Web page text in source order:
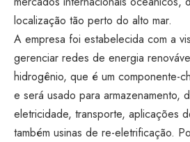
localização tão perto do alto mar.
A empresa foi estabelecida com a
gerenciar redes de energia
hidrogênio, que é um componente-
e será usado para armazenamento,
eletricidade, transporte, aplicações
também usinas de re-eletrificação.